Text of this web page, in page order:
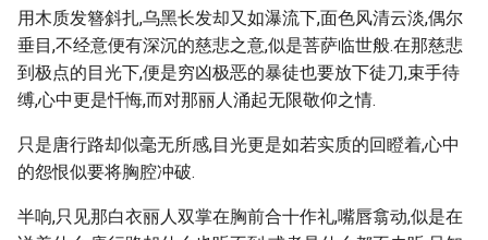
用木质发簪斜扎,乌黑长发却又如瀑流下,面色风清云淡,偶尔
垂目,不经意便有深沉的慈悲之意,似是菩萨临世般.在那慈悲
到极点的目光下,便是穷凶极恶的暴徒也要放下徒刀,束手待
缚,心中更是忏悔,而对那丽人涌起无限敬仰之情.
只是唐行路却似毫无所感,目光更是如若实质的回瞪着,心中
的怨恨似要将胸腔冲破.
半响,只见那白衣丽人双掌在胸前合十作礼,嘴唇翕动,似是在